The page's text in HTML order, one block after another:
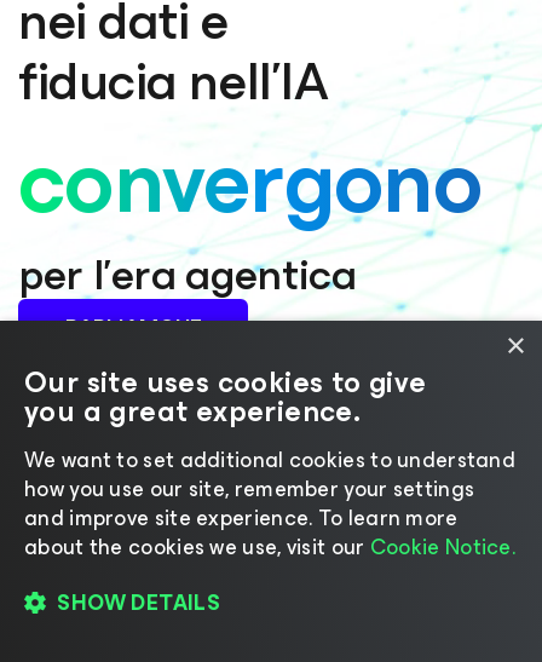
nei dati e
fiducia nell’IA
convergono
per l’era agentica
PARLIAMONE ×
Our site uses cookies to give
you a great experience.
We want to set additional cookies to understand
how you use our site, remember your settings
and improve site experience. ​To learn more
about the cookies we use, visit our Cookie Notice.
SHOW DETAILS